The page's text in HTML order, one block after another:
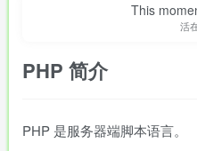
This
活
PHP 简介
PHP 是服务器端脚本语言。